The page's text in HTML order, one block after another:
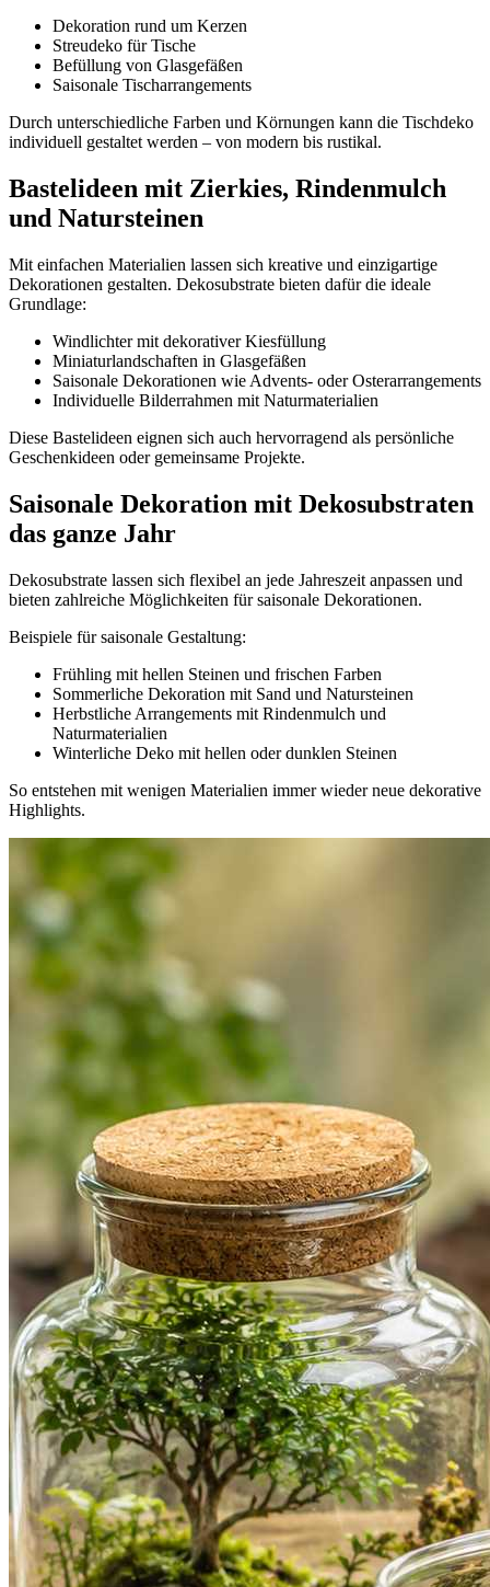
Dekoration rund um Kerzen
Streudeko für Tische
Befüllung von Glasgefäßen
Saisonale Tischarrangements
Durch unterschiedliche Farben und Körnungen kann die Tischdeko
individuell gestaltet werden – von modern bis rustikal.
Bastelideen mit Zierkies, Rindenmulch
und Natursteinen
Mit einfachen Materialien lassen sich kreative und einzigartige
Dekorationen gestalten. Dekosubstrate bieten dafür die ideale
Grundlage:
Windlichter mit dekorativer Kiesfüllung
Miniaturlandschaften in Glasgefäßen
Saisonale Dekorationen wie Advents- oder Osterarrangements
Individuelle Bilderrahmen mit Naturmaterialien
Diese Bastelideen eignen sich auch hervorragend als persönliche
Geschenkideen oder gemeinsame Projekte.
Saisonale Dekoration mit Dekosubstraten
das ganze Jahr
Dekosubstrate lassen sich flexibel an jede Jahreszeit anpassen und
bieten zahlreiche Möglichkeiten für saisonale Dekorationen.
Beispiele für saisonale Gestaltung:
Frühling mit hellen Steinen und frischen Farben
Sommerliche Dekoration mit Sand und Natursteinen
Herbstliche Arrangements mit Rindenmulch und
Naturmaterialien
Winterliche Deko mit hellen oder dunklen Steinen
So entstehen mit wenigen Materialien immer wieder neue dekorative
Highlights.